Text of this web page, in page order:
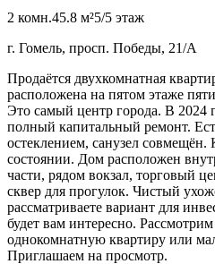
2 комн.45.8 м²5/5 этаж
г. Гомель, просп. Победы, 21/А
Продаётся двухкомнатная
расположена на пятом этаже
Это самый центр города. В 2024
полный капитальный ремонт.
остеклением, санузел
состоянии. Дом расположен
части, рядом вокзал, торговый
сквер для прогулок. Чистый
рассматриваете вариант для
будет вам интересно.
однокомнатную квартиру или
Приглашаем на просмотр.